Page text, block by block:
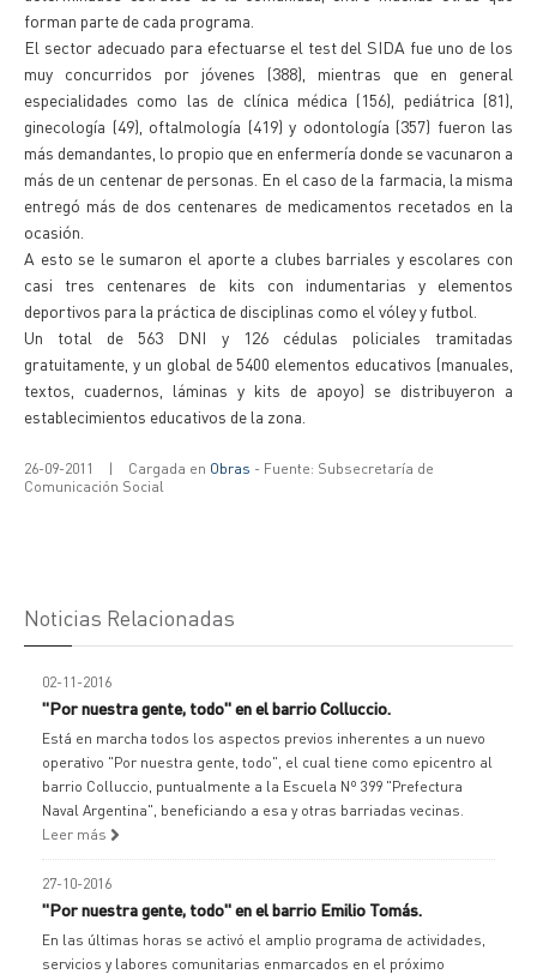
forman parte de cada programa.
El sector adecuado para efectuarse el test del SIDA fue uno de los
muy concurridos por jóvenes (388), mientras que en general
especialidades como las de clínica médica (156), pediátrica (81),
ginecología (49), oftalmología (419) y odontología (357) fueron las
más demandantes, lo propio que en enfermería donde se vacunaron a
más de un centenar de personas. En el caso de la farmacia, la misma
entregó más de dos centenares de medicamentos recetados en la
ocasión.
A esto se le sumaron el aporte a clubes barriales y escolares con
casi tres centenares de kits con indumentarias y elementos
deportivos para la práctica de disciplinas como el vóley y futbol.
Un total de 563 DNI y 126 cédulas policiales tramitadas
gratuitamente, y un global de 5400 elementos educativos (manuales,
textos, cuadernos, láminas y kits de apoyo) se distribuyeron a
establecimientos educativos de la zona.
26-09-2011 | Cargada en Obras - Fuente: Subsecretaría de
Comunicación Social
Noticias Relacionadas
02-11-2016
"Por nuestra gente, todo" en el barrio Colluccio.
Está en marcha todos los aspectos previos inherentes a un nuevo
operativo "Por nuestra gente, todo", el cual tiene como epicentro al
barrio Colluccio, puntualmente a la Escuela Nº 399 "Prefectura
Naval Argentina", beneficiando a esa y otras barriadas vecinas.
Leer más
27-10-2016
"Por nuestra gente, todo" en el barrio Emilio Tomás.
En las últimas horas se activó el amplio programa de actividades,
servicios y labores comunitarias enmarcados en el próximo